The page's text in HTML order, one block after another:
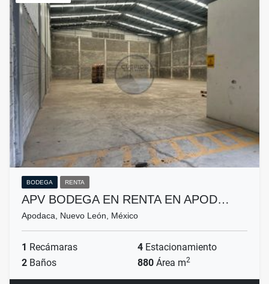
BODEGA RENTA
APV BODEGA EN RENTA EN APOD…
Apodaca, Nuevo León, México
1 Recámaras 4 Estacionamiento
2 Baños 880 Área m2